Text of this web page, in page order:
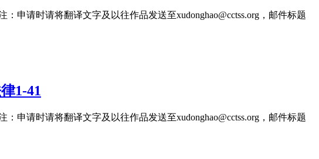
申请时请将翻译文字及以往作品发送至xudonghao@cctss.org，邮件标题
1-41
申请时请将翻译文字及以往作品发送至xudonghao@cctss.org，邮件标题